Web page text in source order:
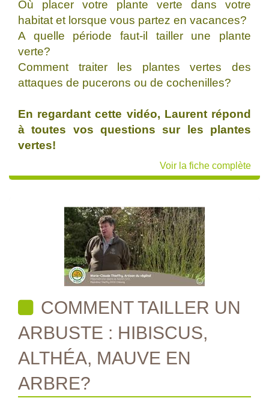
Où placer votre plante verte dans votre
habitat et lorsque vous partez en vacances?
A quelle période faut-il tailler une plante
verte?
Comment traiter les plantes vertes des
attaques de pucerons ou de cochenilles?
En regardant cette vidéo, Laurent répond
à toutes vos questions sur les plantes
vertes!
Voir la fiche complète
COMMENT TAILLER UN
ARBUSTE : HIBISCUS,
ALTHÉA, MAUVE EN
ARBRE?